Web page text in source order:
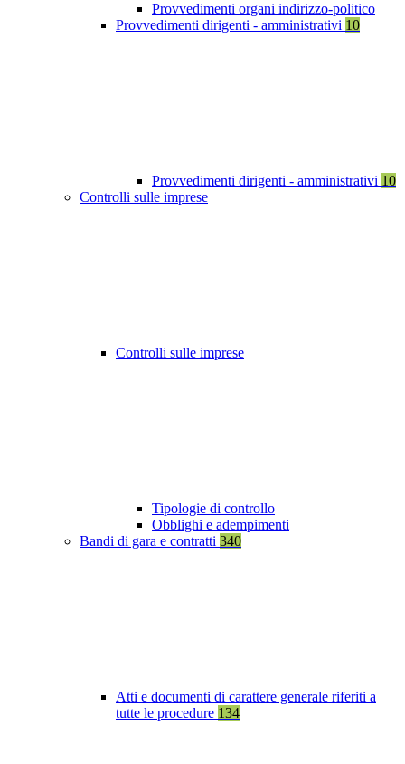
Provvedimenti organi indirizzo-politico
Provvedimenti dirigenti - amministrativi 10
Provvedimenti dirigenti - amministrativi 10
Controlli sulle imprese
Controlli sulle imprese
Tipologie di controllo
Obblighi e adempimenti
Bandi di gara e contratti 340
Atti e documenti di carattere generale riferiti a
tutte le procedure 134